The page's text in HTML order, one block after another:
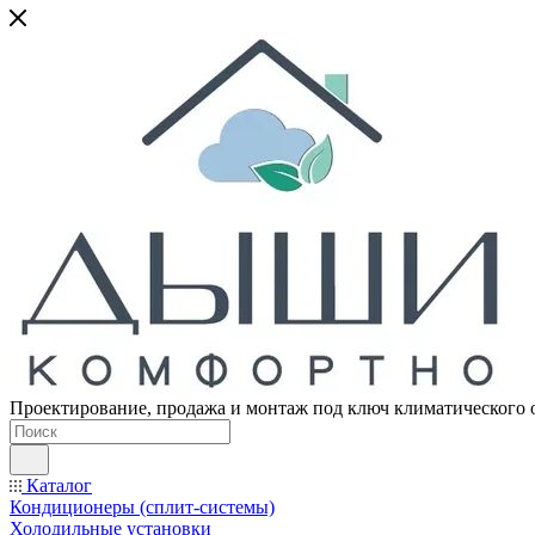
Проектирование, продажа и монтаж под ключ климатического
Каталог
Кондиционеры (сплит-системы)
Холодильные установки